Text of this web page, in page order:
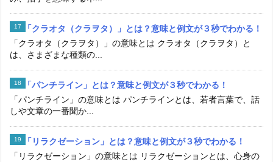
「クラオタ（クラヲタ）」とは？意味と例文が３秒でわかる！
「クラオタ（クラヲタ）」の意味とは クラオタ（クラヲタ）と
は、さまざまな種類の...
「パンチライン」とは？意味と例文が３秒でわかる！
「パンチライン」の意味とは パンチラインとは、若者言葉で、話
しや文章の一番聞か...
「リラクゼーション」とは？意味と例文が３秒でわかる！
「リラクゼーション」の意味とは リラクゼーションとは、心身の